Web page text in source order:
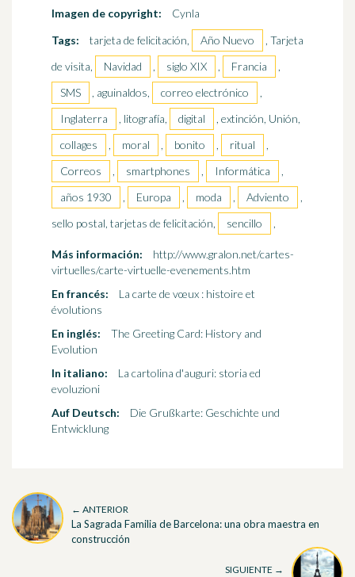
Imagen de copyright:
Cynla
Tags:
tarjeta de felicitación, Año Nuevo
, Tarjeta
de visita,
Navidad , siglo XIX , Francia
,
SMS
, aguinaldos, correo electrónico
,
Inglaterra
, litografía, digital
, extinción, Unión,
collages
, moral , bonito , ritual
,
Correos
, smartphones , Informática
,
años 1930
, Europa , moda , Adviento
,
sello postal, tarjetas de felicitación,
sencillo ,
Más información:
http://www.gralon.net/cartes-
virtuelles/carte-virtuelle-evenements.htm
En francés:
La carte de vœux : histoire et
évolutions
En inglés:
The Greeting Card: History and
Evolution
In italiano:
La cartolina d'auguri: storia ed
evoluzioni
Auf Deutsch:
Die Grußkarte: Geschichte und
Entwicklung
← ANTERIOR
La Sagrada Familia de Barcelona: una obra maestra en
construcción
SIGUIENTE →